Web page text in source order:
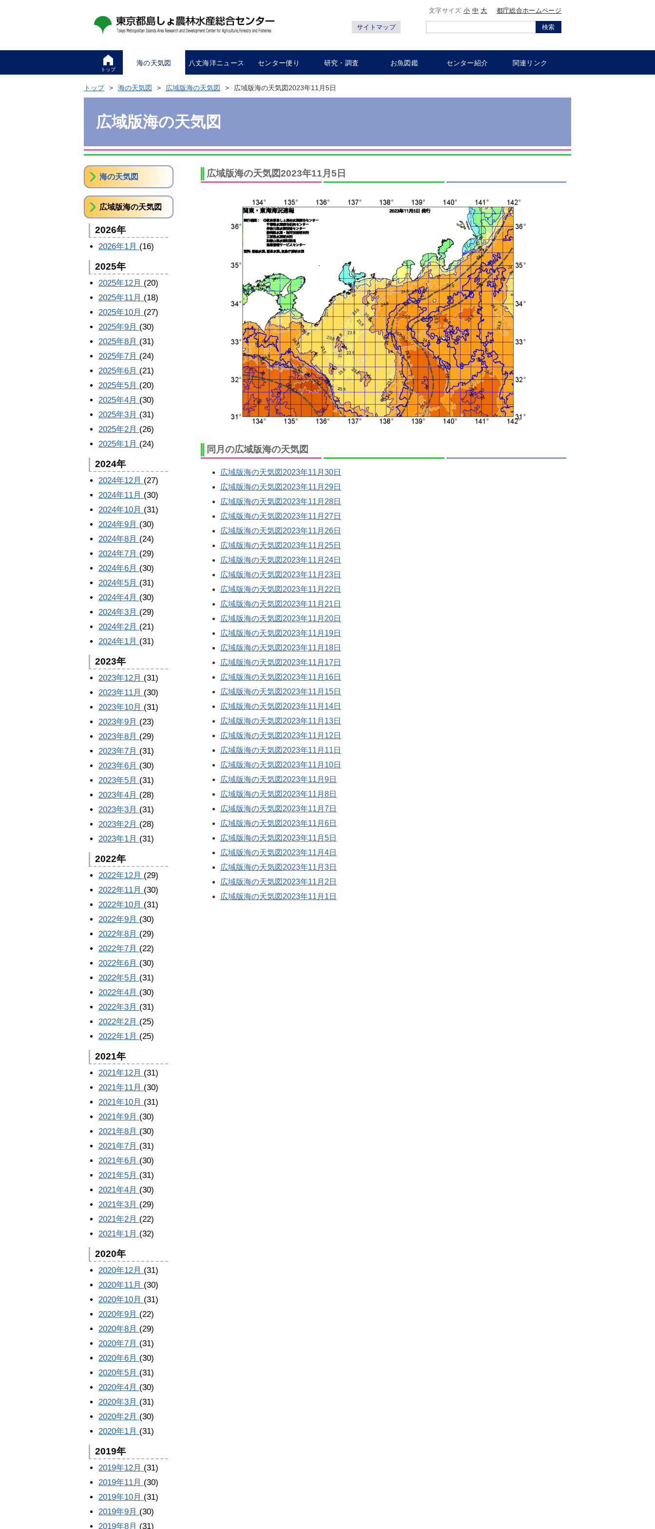
文字サイズ小 中 大 都庁総合ホームページ
サイトマップ 検索
トップ
海の天気図 八丈海洋ニュース センター便り 研究・調査 お魚図鑑 センター紹介 関連リンク
トップ 海の天気図 広域版海の天気図 広域版海の天気図2023年11月5日
広域版海の天気図
広域版海の天気図2023年11月5日
同月の広域版海の天気図
広域版海の天気図2023年11月30日
広域版海の天気図2023年11月29日
広域版海の天気図2023年11月28日
広域版海の天気図2023年11月27日
広域版海の天気図2023年11月26日
広域版海の天気図2023年11月25日
広域版海の天気図2023年11月24日
広域版海の天気図2023年11月23日
広域版海の天気図2023年11月22日
広域版海の天気図2023年11月21日
広域版海の天気図2023年11月20日
広域版海の天気図2023年11月19日
広域版海の天気図2023年11月18日
広域版海の天気図2023年11月17日
広域版海の天気図2023年11月16日
広域版海の天気図2023年11月15日
広域版海の天気図2023年11月14日
広域版海の天気図2023年11月13日
広域版海の天気図2023年11月12日
広域版海の天気図2023年11月11日
広域版海の天気図2023年11月10日
広域版海の天気図2023年11月9日
広域版海の天気図2023年11月8日
広域版海の天気図2023年11月7日
広域版海の天気図2023年11月6日
広域版海の天気図2023年11月5日
広域版海の天気図2023年11月4日
広域版海の天気図2023年11月3日
広域版海の天気図2023年11月2日
広域版海の天気図2023年11月1日
海の天気図
広域版海の天気図
2026年
2026年1月 (16)
2025年
2025年12月 (20)
2025年11月 (18)
2025年10月 (27)
2025年9月 (30)
2025年8月 (31)
2025年7月 (24)
2025年6月 (21)
2025年5月 (20)
2025年4月 (30)
2025年3月 (31)
2025年2月 (26)
2025年1月 (24)
2024年
2024年12月 (27)
2024年11月 (30)
2024年10月 (31)
2024年9月 (30)
2024年8月 (24)
2024年7月 (29)
2024年6月 (30)
2024年5月 (31)
2024年4月 (30)
2024年3月 (29)
2024年2月 (21)
2024年1月 (31)
2023年
2023年12月 (31)
2023年11月 (30)
2023年10月 (31)
2023年9月 (23)
2023年8月 (29)
2023年7月 (31)
2023年6月 (30)
2023年5月 (31)
2023年4月 (28)
2023年3月 (31)
2023年2月 (28)
2023年1月 (31)
2022年
2022年12月 (29)
2022年11月 (30)
2022年10月 (31)
2022年9月 (30)
2022年8月 (29)
2022年7月 (22)
2022年6月 (30)
2022年5月 (31)
2022年4月 (30)
2022年3月 (31)
2022年2月 (25)
2022年1月 (25)
2021年
2021年12月 (31)
2021年11月 (30)
2021年10月 (31)
2021年9月 (30)
2021年8月 (30)
2021年7月 (31)
2021年6月 (30)
2021年5月 (31)
2021年4月 (30)
2021年3月 (29)
2021年2月 (22)
2021年1月 (32)
2020年
2020年12月 (31)
2020年11月 (30)
2020年10月 (31)
2020年9月 (22)
2020年8月 (29)
2020年7月 (31)
2020年6月 (30)
2020年5月 (31)
2020年4月 (30)
2020年3月 (31)
2020年2月 (30)
2020年1月 (31)
2019年
2019年12月 (31)
2019年11月 (30)
2019年10月 (31)
2019年9月 (30)
2019年8月 (31)